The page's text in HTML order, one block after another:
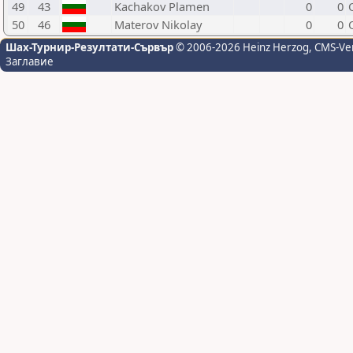
49 43 Kachakov Plamen 0 0
50
46 Materov Nikolay 0 0
Шах-Турнир-Резултати-Сървър© 2006-2026 Heinz Herzog, CMS-
Заглавие